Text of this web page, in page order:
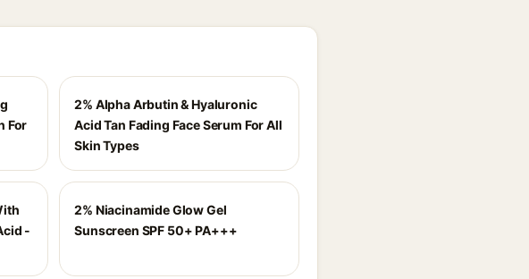
For
2% Alpha Arbutin & Hyaluronic
Acid Tan Fading Face Serum For All
Skin Types
-
2% Niacinamide Glow Gel
Sunscreen SPF 50+ PA+++